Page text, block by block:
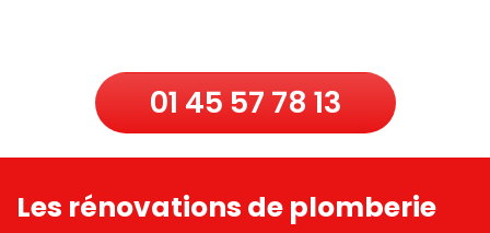
01 45 57 78 13
Les rénovations de plomberie